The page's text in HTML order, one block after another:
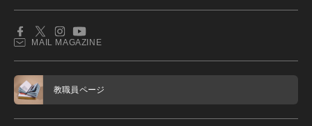
MAIL MAGAZINE
教職員ページ